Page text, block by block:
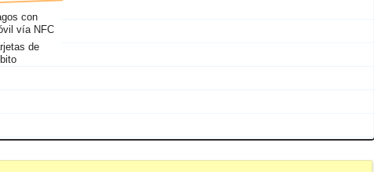
con
vía NFC
de